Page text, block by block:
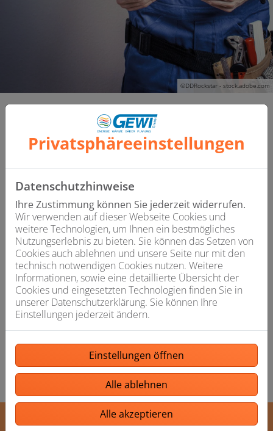
©DDRockstar - stock.adobe.com
Referenzen
Lernen Sie unsere Arbeiten
kennen
Cookie-Consent-Tool öffnen
Element notwendigen Cookies zu akzeptieren.
Privatsphäre­einstellungen
Datenschutzhinweise
Ihre Zustimmung können Sie jederzeit widerrufen.
Wir verwenden auf dieser Webseite Cookies und
weitere Technologien, um Ihnen ein bestmögliches
Nutzungserlebnis zu bieten. Sie können das Setzen von
Cookies auch ablehnen und unsere Seite nur mit den
technisch notwendigen Cookies nutzen. Weitere
Informationen, sowie eine detaillierte Übersicht der
Cookies und eingesetzten Technologien finden Sie in
unserer Datenschutzerklärung. Sie können Ihre
Einstellungen jederzeit ändern.
Einstellungen öffnen
Alle ablehnen
Alle akzeptieren